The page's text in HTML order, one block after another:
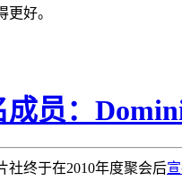
好。
成员：
社终于在2010年度聚会后